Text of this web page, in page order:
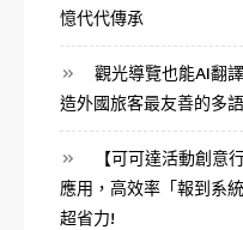
憶代代傳承
觀光導覽也能AI翻
造外國旅客最友善的多
【可可達活動創意
應用，高效率「報到系
超省力!